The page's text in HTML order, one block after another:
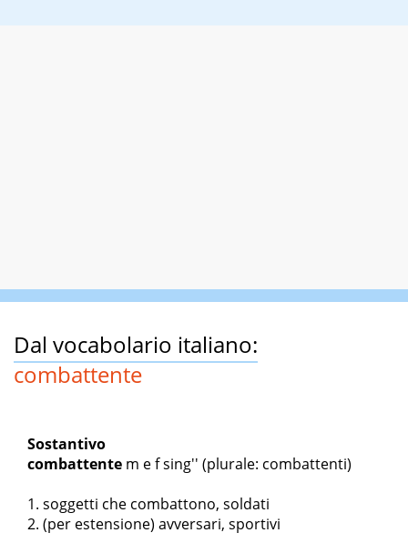
Dal vocabolario italiano:
combattente
Sostantivo
combattente m e f sing'' (plurale: combattenti)
soggetti che combattono, soldati
(per estensione) avversari, sportivi